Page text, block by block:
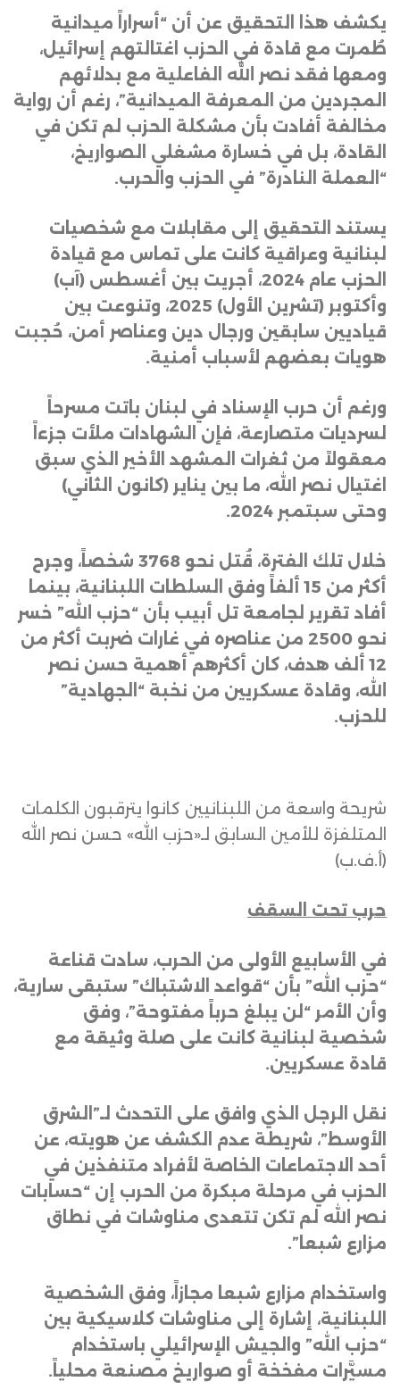
يكشف هذا التحقيق عن أن “أسراراً ميدانية
طُمرت مع قادة في الحزب اغتالتهم إسرائيل،
ومعها فقد نصر الله الفاعلية مع بدلائهم
المجردين من المعرفة الميدانية”، رغم أن رواية
مخالفة أفادت بأن مشكلة الحزب لم تكن في
القادة، بل في خسارة مشغلي الصواريخ،
“العملة النادرة” في الحزب والحرب.
يستند التحقيق إلى مقابلات مع شخصيات
لبنانية وعراقية كانت على تماس مع قيادة
الحزب عام 2024، أجريت بين أغسطس (آب)
وأكتوبر (تشرين الأول) 2025، وتنوعت بين
قياديين سابقين ورجال دين وعناصر أمن، حُجبت
هويات بعضهم لأسباب أمنية.
ورغم أن حرب الإسناد في لبنان باتت مسرحاً
لسرديات متصارعة، فإن الشهادات ملأت جزءاً
معقولاً من ثغرات المشهد الأخير الذي سبق
اغتيال نصر الله، ما بين يناير (كانون الثاني)
وحتى سبتمبر 2024
.
خلال تلك الفترة، قُتل نحو 3768 شخصاً، وجرح
أكثر من 15 ألفاً وفق السلطات اللبنانية، بينما
أفاد تقرير لجامعة تل أبيب بأن “حزب الله” خسر
نحو 2500 من عناصره في غارات ضربت أكثر من
12 ألف هدف، كان أكثرهم أهمية حسن نصر
الله، وقادة عسكريين من نخبة “الجهادية”
للحزب.
شريحة واسعة من اللبنانيين كانوا يترقبون الكلمات
المتلفزة للأمين السابق لـ«حزب الله» حسن نصر الله
(أ.ف.ب)
حرب تحت السقف
في الأسابيع الأولى من الحرب، سادت قناعة
“حزب الله” بأن “قواعد الاشتباك” ستبقى سارية،
وأن الأمر “لن يبلغ حرباً مفتوحة”، وفق
شخصية لبنانية كانت على صلة وثيقة مع
قادة عسكريين.
نقل الرجل الذي وافق على التحدث لـ”الشرق
الأوسط”، شريطة عدم الكشف عن هويته، عن
أحد الاجتماعات الخاصة لأفراد متنفذين في
الحزب في مرحلة مبكرة من الحرب إن “حسابات
نصر الله لم تكن تتعدى مناوشات في نطاق
مزارع شبعا”.
واستخدام مزارع شبعا مجازاً، وفق الشخصية
اللبنانية، إشارة إلى مناوشات كلاسيكية بين
“حزب الله” والجيش الإسرائيلي باستخدام
مسيَّرات مفخخة أو صواريخ مصنعة محلياً .